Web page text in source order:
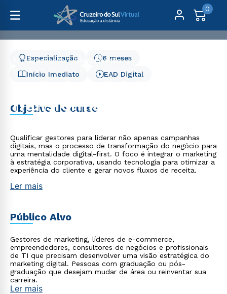
0
Pós-Graduação
Comunicação
Marketing Digital e Transformação Empresarial - 6 meses
Transformação
Início Imediato
6 meses
Especialização
EAD Digital
Objetivo do curso
Qualificar gestores para liderar não apenas campanhas
digitais, mas o processo de transformação do negócio para
uma mentalidade digital-first. O foco é integrar o marketing
à estratégia corporativa, usando tecnologia para otimizar a
experiência do cliente e gerar novos fluxos de receita.
Ler mais
Público Alvo
Gestores de marketing, líderes de e-commerce,
empreendedores, consultores de negócios e profissionais
de TI que precisam desenvolver uma visão estratégica do
marketing digital. Pessoas com graduação ou pós-
graduação que desejam mudar de área ou reinventar sua
carreira.
Ler mais